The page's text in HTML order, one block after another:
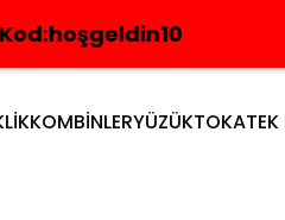
4 AL 3 ÖDE
KOMBİNLERYÜZÜKTOKA